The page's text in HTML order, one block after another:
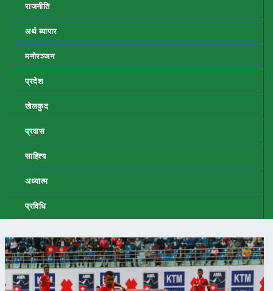
राजनीति
अर्थ ब्यापार
मनोरञ्जन
प्रदेश
खेलकुद
प्रवास
साहित्य
अध्यात्म
प्रविधि